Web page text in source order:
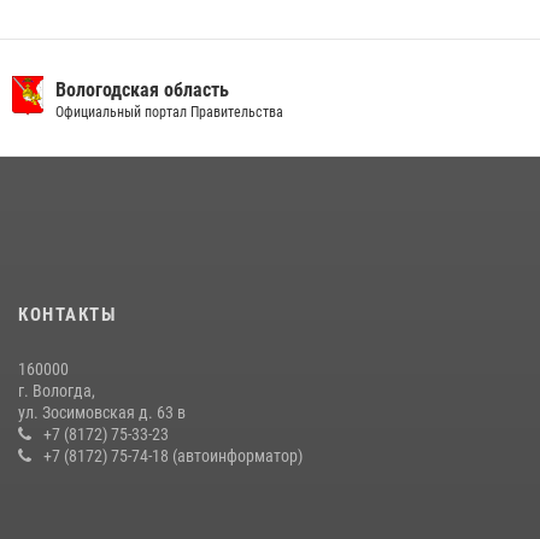
В Вологде представители Росгвардии и УМВД обсудили
взаимодействие по профилактике мошенничеств
угрожавших молодежи расправой
21 единицу оружия изъяли за минувшую неделю сотрудники
Росгвардии в Вологодской области
20 июля 2026, 10:47
Вологодская область
Официальный портал Правительства
КОНТАКТЫ
160000
г. Вологда,
ул. Зосимовская д. 63 в
+7 (8172) 75-33-23
+7 (8172) 75-74-18 (автоинформатор)